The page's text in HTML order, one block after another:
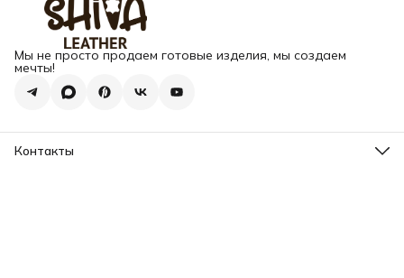
Мы не просто продаем готовые изделия, мы создаем
мечты!
Контакты